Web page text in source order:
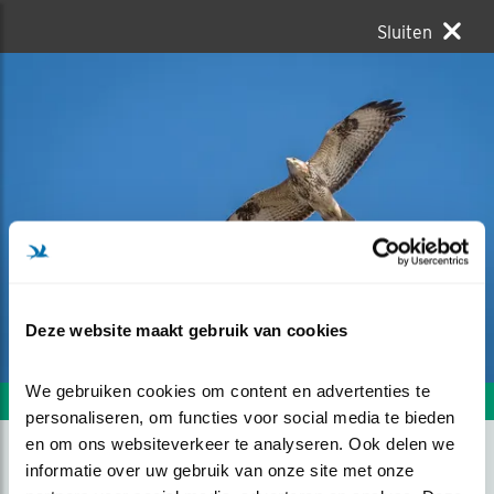
Deze website maakt gebruik van cookies
We gebruiken cookies om content en advertenties te
personaliseren, om functies voor social media te bieden
en om ons websiteverkeer te analyseren. Ook delen we
informatie over uw gebruik van onze site met onze
Sluiten
Volgende foto Vorige foto